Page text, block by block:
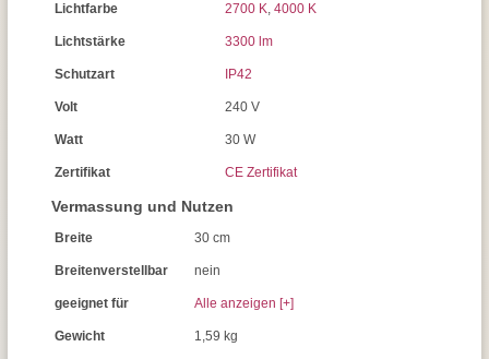
Lichtfarbe 2700 K, 4000 K
Lichtstärke 3300 lm
Schutzart IP42
Volt 240 V
Watt 30 W
Zertifikat CE Zertifikat
Vermassung und Nutzen
Breite 30 cm
Breitenverstellbar nein
geeignet für Alle anzeigen [+]
Gewicht 1,59 kg